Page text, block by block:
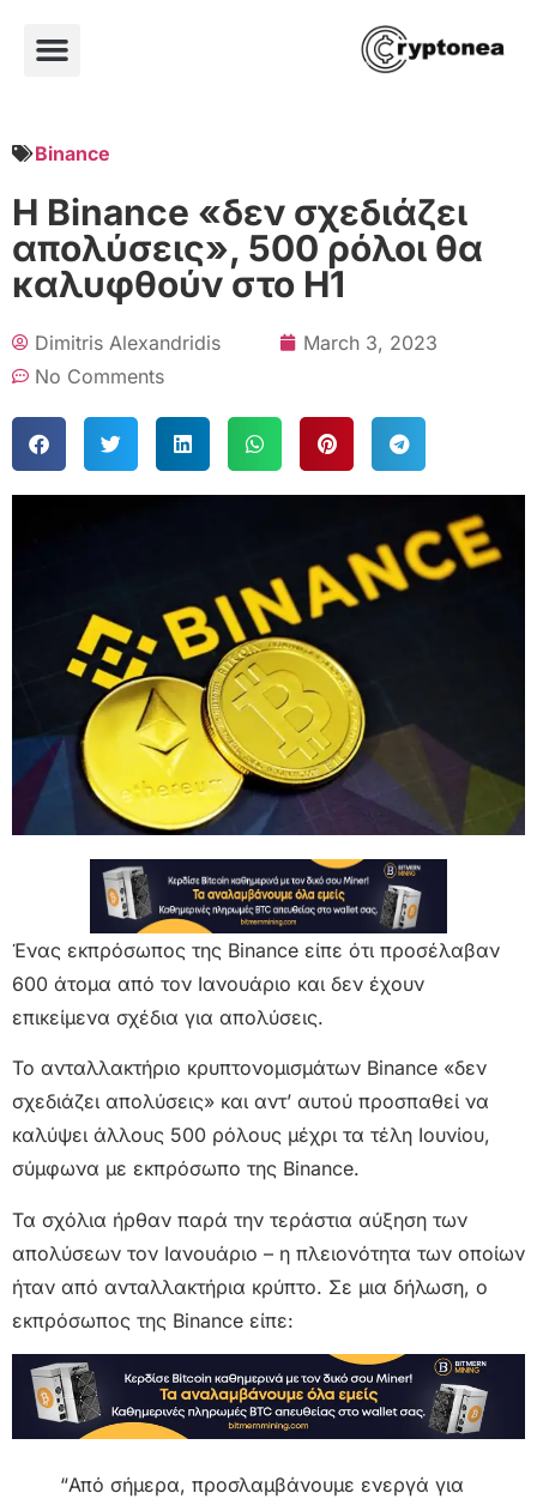
Binance
Η Binance «δεν σχεδιάζει
απολύσεις», 500 ρόλοι θα
καλυφθούν στο Η1
Dimitris Alexandridis
March 3, 2023
No Comments
Ένας εκπρόσωπος της Binance είπε ότι προσέλαβαν
600 άτομα από τον Ιανουάριο και δεν έχουν
επικείμενα σχέδια για απολύσεις.
Το ανταλλακτήριο κρυπτονομισμάτων Binance «δεν
σχεδιάζει απολύσεις» και αντ’ αυτού προσπαθεί να
καλύψει άλλους 500 ρόλους μέχρι τα τέλη Ιουνίου,
σύμφωνα με εκπρόσωπο της Binance.
Τα σχόλια ήρθαν παρά την τεράστια αύξηση των
απολύσεων τον Ιανουάριο – η πλειονότητα των οποίων
ήταν από ανταλλακτήρια κρύπτο. Σε μια δήλωση, ο
εκπρόσωπος της Binance είπε:
“Από σήμερα, προσλαμβάνουμε ενεργά για